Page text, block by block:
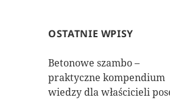
OSTATNIE WPISY
Betonowe szambo –
praktyczne kompendium
wiedzy dla właścicieli